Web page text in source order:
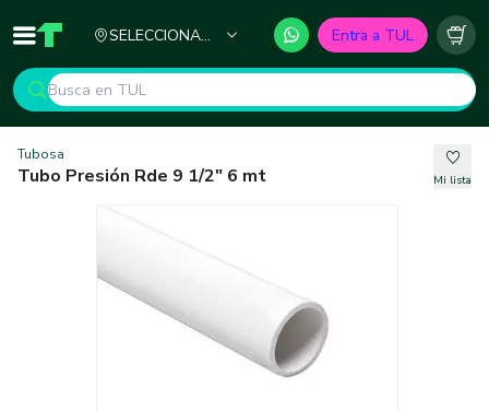
Inicio TUL - Tu Marketplace de Construcción
SELECCIONA
Entra a TUL
Tubosa
Tubo Presión Rde 9 1/2" 6 mt Mi lista